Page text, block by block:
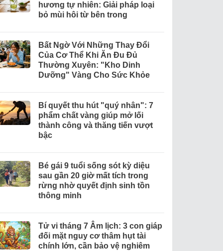
hương tự nhiên: Giải pháp loại
bỏ mùi hôi từ bên trong
Bất Ngờ Với Những Thay Đổi
Của Cơ Thể Khi Ăn Đu Đủ
Thường Xuyên: "Kho Dinh
Dưỡng" Vàng Cho Sức Khỏe
Bí quyết thu hút "quý nhân": 7
phẩm chất vàng giúp mở lối
thành công và thăng tiến vượt
bậc
Bé gái 9 tuổi sống sót kỳ diệu
sau gần 20 giờ mất tích trong
rừng nhờ quyết định sinh tồn
thông minh
Tử vi tháng 7 Âm lịch: 3 con giáp
đối mặt nguy cơ thâm hụt tài
chính lớn, cần bảo vệ nghiêm